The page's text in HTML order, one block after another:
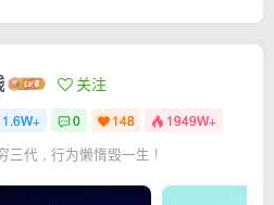
关注
1.6W+ 0 148 1949W+
三代 , 行为懒惰毁一生 !